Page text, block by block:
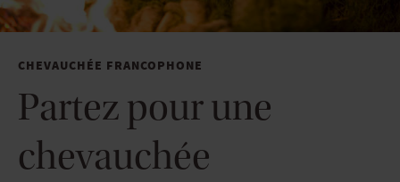
CHEVAUCHÉE FRANCOPHONE
Partez pour une
chevauchée